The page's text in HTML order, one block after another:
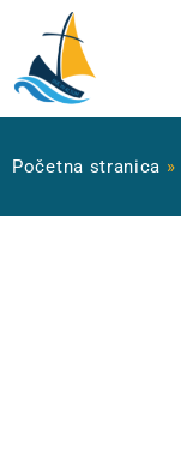
Početna stranica »